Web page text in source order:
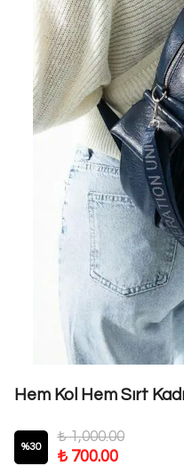
Hem Kol Hem Sırt
%30
₺ 1,000.00
₺ 700.00